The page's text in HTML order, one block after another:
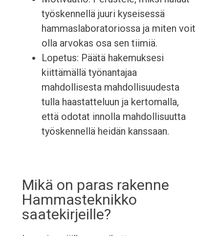
työskennellä juuri kyseisessä
hammaslaboratoriossa ja miten voit
olla arvokas osa sen tiimiä.
Lopetus: Päätä hakemuksesi
kiittämällä työnantajaa
mahdollisesta mahdollisuudesta
tulla haastatteluun ja kertomalla,
että odotat innolla mahdollisuutta
työskennellä heidän kanssaan.
Mikä on paras rakenne
Hammasteknikko
saatekirjeille?